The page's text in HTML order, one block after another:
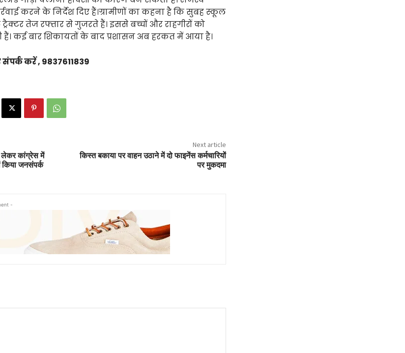
करने के निर्देश दिए हैं।ग्रामीणों का कहना है कि सुबह स्कूल
तेज रफ्तार से गुजरते हैं। इससे बच्चों और राहगीरों को
हैं। कई बार शिकायतों के बाद प्रशासन अब हरकत में आया है।
करें , 9837611839
लेकर कांग्रेस में
किया जनसंपर्क
Next article
किस्त बकाया पर वाहन उठाने में दो फाइनेंस कर्मचारियों
पर मुकदमा
-